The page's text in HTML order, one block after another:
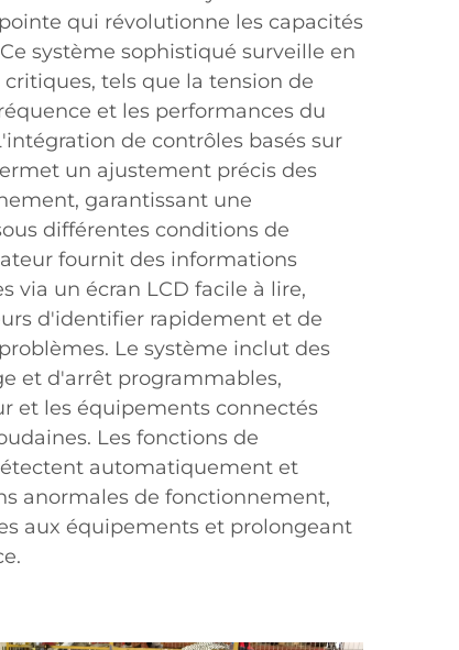
qui révolutionne les capacités
système sophistiqué surveille en
tels que la tension de
et les performances du
de contrôles basés sur
un ajustement précis des
garantissant une
différentes conditions de
fournit des informations
via un écran LCD facile à lire,
d'identifier rapidement et de
Le système inclut des
et d'arrêt programmables,
et les équipements connectés
Les fonctions de
automatiquement et
anormales de fonctionnement,
aux équipements et prolongeant